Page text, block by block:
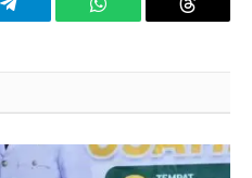
Telegram WhatsApp Threads